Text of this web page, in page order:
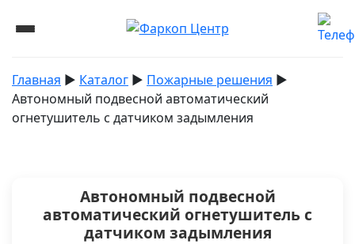
Главная ▶︎ Каталог ▶︎ Пожарные решения ▶︎
Автономный подвесной автоматический
огнетушитель с датчиком задымления
Автономный подвесной
автоматический огнетушитель с
датчиком задымления